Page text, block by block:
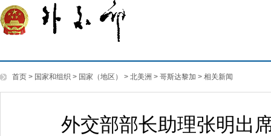
首页 > 国家和组织 > 国家（地区） > 北美洲 > 哥斯达黎加 > 相关新闻
外交部部长助理张明出